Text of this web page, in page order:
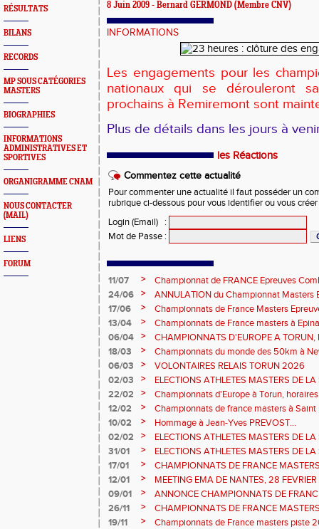
RÉSULTATS
BILANS
RECORDS
MP SOUS CATÉGORIES
MASTERS
BIOGRAPHIES
INFORMATIONS
ADMINISTRATIVES ET
SPORTIVES
ORGANIGRAMME CNAM
NOUS CONTACTER
(MAIL)
LIENS
FORUM
8 Juin 2009 - Bernard GERMOND (Membre CNV)
INFORMATIONS
Les engagements pour les
nationaux qui se dérouleront
prochains à Remiremont sont
Plus de détails dans les jours à
les Réactions
Commentez cette actualité
Pour commenter une actualité il faut posséder un
rubrique ci-dessous pour vous identifier ou vous
Login (Email)
:
Mot de Passe :
11/07 >
Championnat de FRANCE Epreuves
et Marche CHATEAUROUX
24/06 >
ANNULATION du Championnat Masters
Châteauroux les 27-28 juin
17/06 >
Championnats de France Masters
fond long
13/04 >
Championnats de France masters à
prévisionnels, montée de barres et
06/04 >
CHAMPIONNATS D'EUROPE A
18/03
>
Championnats du monde des 50km à
Sébastien DOUMENC.
06/03 >
VOLONTAIRES RELAIS TORUN 2026
02/03
>
ELECTIONS ATHLETES MASTERS DE
2ème vote : athlètes hommes.
22/02 >
Championnats d'Europe à Torun,
informations...
12/02 >
Championnats de france masters à Saint
février 2026.
10/02 >
Hommage à Jean-Yves PREVOST...
02/02
>
ELECTIONS ATHLETES MASTERS DE
vote : athlètes femmes.
31/01 >
ELECTIONS ATHLETES MASTERS DE
17/01
>
CHAMPIONNATS DE FRANCE
informations sur les inscriptions et report
12/01 >
MEETING EMA DE NANTES, 28
09/01
>
ANNONCE CHAMPIONNATS DE
ÉPREUVES COMBINÉES ET ÉPREUVES
26/11 >
CHAMPIONNATS DE FRANCE
2026, site de l'organisation.
19/11 >
Championnats de France masters piste